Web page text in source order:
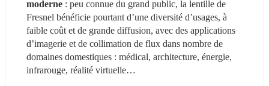
moderne : peu connue du grand public, la lentille de
Fresnel bénéficie pourtant d’une diversité d’usages, à
faible coût et de grande diffusion, avec des applications
d’imagerie et de collimation de flux dans nombre de
domaines domestiques : médical, architecture, énergie,
infrarouge, réalité virtuelle…